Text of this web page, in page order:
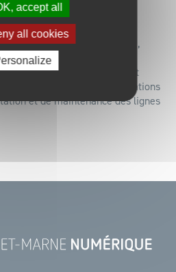
(SRO)
de brassage du réseau FTTH,
ou local à usage
en fibre. Il est généralement
afin de faciliter les opérations
et de maintenance des lignes
accept all
all cookies